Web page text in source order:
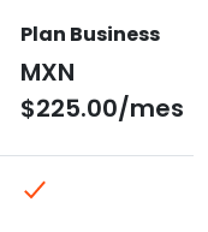
Plan Business
MXN
$225.00/mes